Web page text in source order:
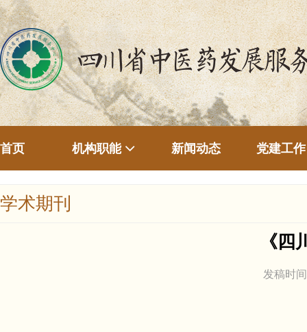
首页 机构职能 新闻动态 党建工作
学术期刊
《
发稿时